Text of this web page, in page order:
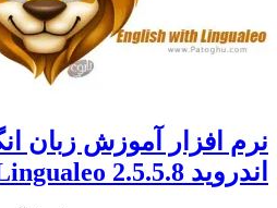
نرم افزار آموزش زبان
اندروید 2.5.5.8 English with Lingualeo